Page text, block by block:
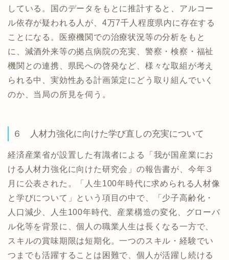
している。国のデータをもとに推計すると、アルコー
ル依存が疑われる人が、4万7千人程度県内に存在する
ことになる。医療機関での治療状況等の分析をもと
に、減酒外来等の拠点病院の充実、警察・検察・福祉
機関との連携、県民への啓発など、様々な取組が考え
られる中、実効性ある計画策定にどう取り組んでいく
のか、当局の所見を伺う。
６ 人材力強化に向けた学び直しの充実について
経済産業省が設置した有識者による「我が国産業にお
ける人材力強化に向けた研究会」の報告書が、今年３
月に公表された。「人生100年時代に求められる人材像
と学びについて」という項目の中で、「少子高齢化・
人口減少、人生100年時代、産業構造の変化、グローバ
ル化等を背景に、個人の職業人生は長くなる一方で、
スキルの賞味期限は短期化。一つのスキル・経験でい
つまでも活躍することは困難で、個人が活躍し続ける